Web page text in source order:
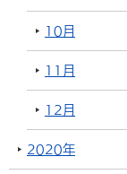
10月
11月
12月
2020年